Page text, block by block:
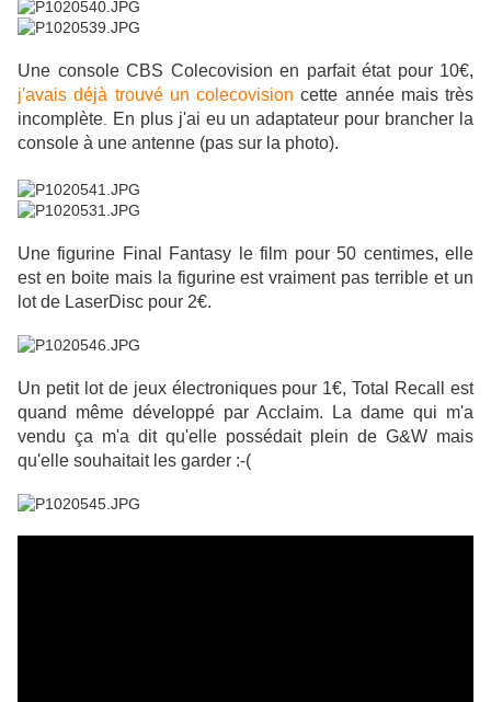
Une console CBS Colecovision en parfait état pour 10€,
j'avais déjà trouvé un colecovision cette année mais très
incomplète
En plus j'ai eu un adaptateur pour brancher la
console à une antenne (pas sur la photo).
Une figurine Final Fantasy le film pour 50 centimes, elle
est en boite mais la figurine est vraiment pas terrible et un
lot de LaserDisc pour 2€.
Un petit lot de jeux électroniques pour 1€, Total Recall est
quand même développé par Acclaim. La dame qui m'a
vendu ça m'a dit qu'elle possédait plein de G&W mais
qu'elle souhaitait les garder :-(